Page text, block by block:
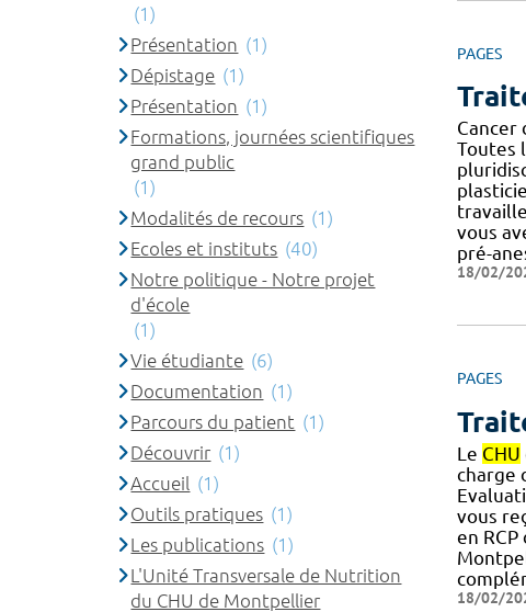
PAGES
Cancer
Toutes
vous
pré-
18/02/
PAGES
Le CHU
charge
vous
en
18/02/
(1)
Présentation (1)
Dépistage (1)
Présentation (1)
Formations, journées scientifiques
grand public
(1)
Modalités de recours (1)
Ecoles et instituts (40)
Notre politique - Notre projet
d'école
(1)
Vie étudiante (6)
Documentation (1)
Parcours du patient (1)
Découvrir (1)
Accueil (1)
Outils pratiques (1)
Les publications (1)
L'Unité Transversale de Nutrition
du CHU de Montpellier